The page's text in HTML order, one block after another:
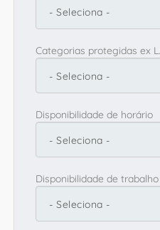
Categorias protegidas ex
Disponibilidade de horário
Disponibilidade de trabalho